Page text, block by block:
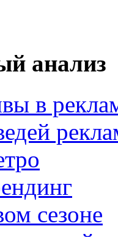
анализ
в
сезоне